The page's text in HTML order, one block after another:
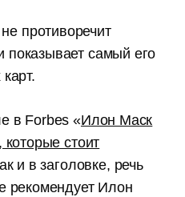
противоречит
показывает самый его
в Forbes «Илон Маск
которые стоит
и в заголовке, речь
рекомендует Илон